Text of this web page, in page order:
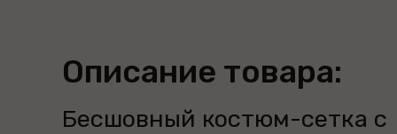
Описание товара:
Бесшовный костюм-сетка с